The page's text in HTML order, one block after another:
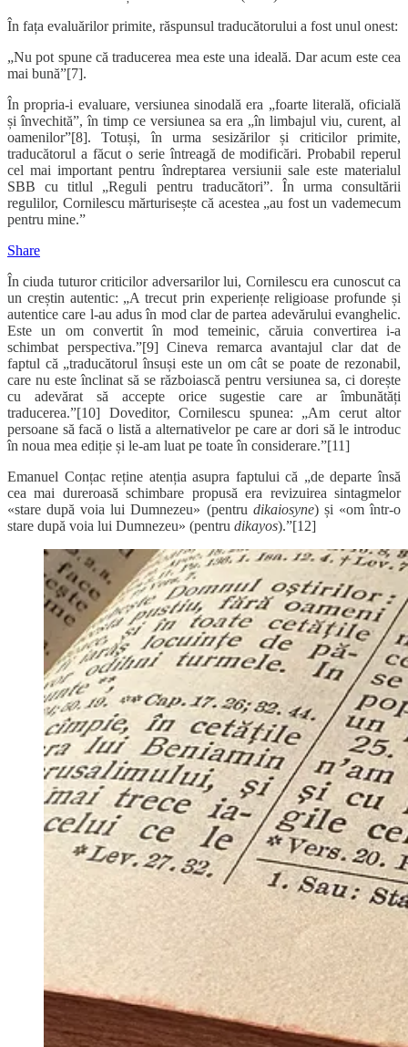
În fața evaluărilor primite, răspunsul traducătorului a fost unul onest:
„Nu pot spune că traducerea mea este una ideală. Dar acum este cea
mai bună”[7].
În propria-i evaluare, versiunea sinodală era „foarte literală, oficială
și învechită”, în timp ce versiunea sa era „în limbajul viu, curent, al
oamenilor”[8]. Totuși, în urma sesizărilor și criticilor primite,
traducătorul a făcut o serie întreagă de modificări. Probabil reperul
cel mai important pentru îndreptarea versiunii sale este materialul
SBB cu titlul „Reguli pentru traducători”. În urma consultării
regulilor, Cornilescu mărturisește că acestea „au fost un vademecum
pentru mine.”
Share
În ciuda tuturor criticilor adversarilor lui, Cornilescu era cunoscut ca
un creștin autentic: „A trecut prin experiențe religioase profunde și
autentice care l-au adus în mod clar de partea adevărului evanghelic.
Este un om convertit în mod temeinic, căruia convertirea i-a
schimbat perspectiva.”[9] Cineva remarca avantajul clar dat de
faptul că „traducătorul însuși este un om cât se poate de rezonabil,
care nu este înclinat să se războiască pentru versiunea sa, ci dorește
cu adevărat să accepte orice sugestie care ar îmbunătăți
traducerea.”[10] Doveditor, Cornilescu spunea: „Am cerut altor
persoane să facă o listă a alternativelor pe care ar dori să le introduc
în noua mea ediție și le-am luat pe toate în considerare.”[11]
Emanuel Conțac reține atenția asupra faptului că „de departe însă
cea mai dureroasă schimbare propusă era revizuirea sintagmelor
«stare după voia lui Dumnezeu» (pentru dikaiosyne) și «om într-o
stare după voia lui Dumnezeu» (pentru dikayos).”[12]